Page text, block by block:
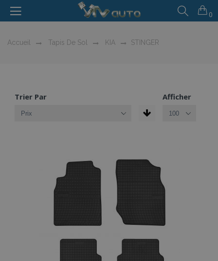
0
Accueil Tapis De Sol KIA STINGER
Trier Par Afficher